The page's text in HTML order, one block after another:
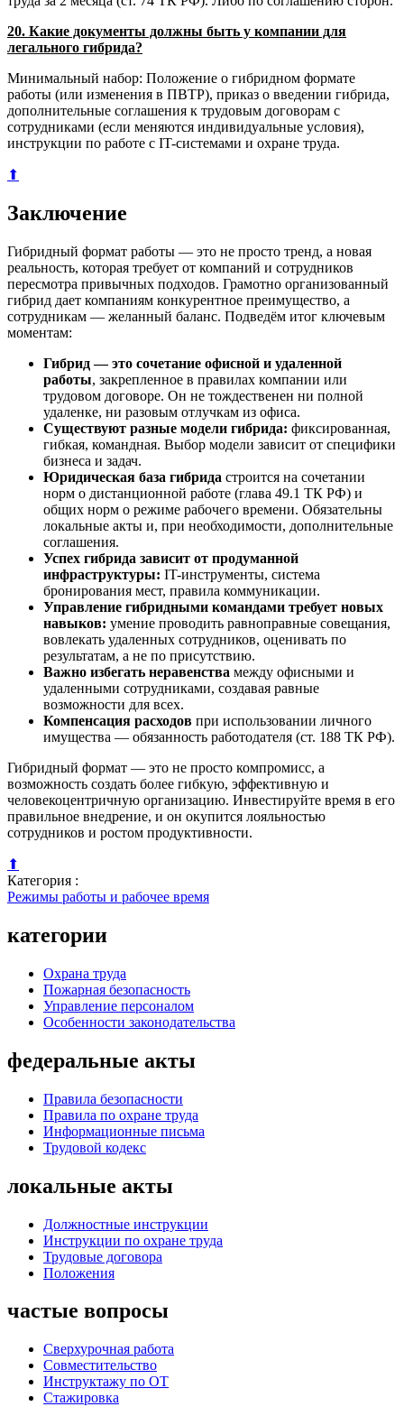
20. Какие документы должны быть у компании для
легального гибрида?
Минимальный набор: Положение о гибридном формате
работы (или изменения в ПВТР), приказ о введении гибрида,
дополнительные соглашения к трудовым договорам с
сотрудниками (если меняются индивидуальные условия),
инструкции по работе с IT-системами и охране труда.
⬆
Заключение
Гибридный формат работы — это не просто тренд, а новая
реальность, которая требует от компаний и сотрудников
пересмотра привычных подходов. Грамотно организованный
гибрид дает компаниям конкурентное преимущество, а
сотрудникам — желанный баланс. Подведём итог ключевым
моментам:
Гибрид — это сочетание офисной и удаленной
работы, закрепленное в правилах компании или
трудовом договоре. Он не тождественен ни полной
удаленке, ни разовым отлучкам из офиса.
Существуют разные модели гибрида: фиксированная,
гибкая, командная. Выбор модели зависит от специфики
бизнеса и задач.
Юридическая база гибрида строится на сочетании
норм о дистанционной работе (глава 49.1 ТК РФ) и
общих норм о режиме рабочего времени. Обязательны
локальные акты и, при необходимости, дополнительные
соглашения.
Успех гибрида зависит от продуманной
инфраструктуры: IT-инструменты, система
бронирования мест, правила коммуникации.
Управление гибридными командами требует новых
навыков: умение проводить равноправные совещания,
вовлекать удаленных сотрудников, оценивать по
результатам, а не по присутствию.
Важно избегать неравенства между офисными и
удаленными сотрудниками, создавая равные
возможности для всех.
Компенсация расходов при использовании личного
имущества — обязанность работодателя (ст. 188 ТК РФ).
Гибридный формат — это не просто компромисс, а
возможность создать более гибкую, эффективную и
человекоцентричную организацию. Инвестируйте время в его
правильное внедрение, и он окупится лояльностью
сотрудников и ростом продуктивности.
⬆
Категория :
Режимы работы и рабочее время
категории
Охрана труда
Пожарная безопасность
Управление персоналом
Особенности законодательства
федеральные акты
Правила безопасности
Правила по охране труда
Информационные письма
Трудовой кодекс
локальные акты
Должностные инструкции
Инструкции по охране труда
Трудовые договора
Положения
частые вопросы
Сверхурочная работа
Совместительство
Инструктажу по ОТ
Стажировка